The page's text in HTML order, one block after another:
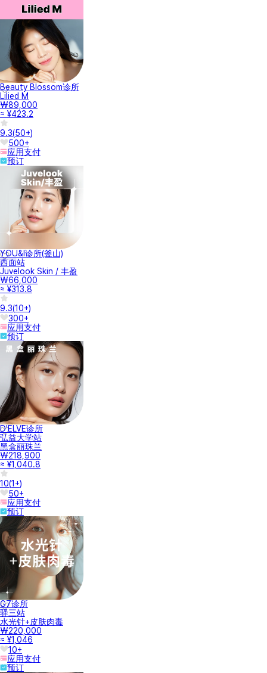
Beauty Blossom诊所
Lilied M
₩89,000
≈ ¥423.2
9.3(50+)
500+
应用支付
预订
YOU&I诊所(釜山)
西面站
Juvelook Skin / 丰盈
₩66,000
≈ ¥313.8
9.3(10+)
300+
应用支付
预订
D'ELVE诊所
弘益大学站
黑盒丽珠兰
₩218,900
≈ ¥1,040.8
10(1+)
50+
应用支付
预订
G7诊所
驿三站
水光针+皮肤肉毒
₩220,000
≈ ¥1,046
10+
应用支付
预订